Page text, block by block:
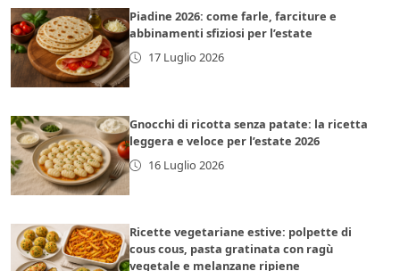
Piadine 2026: come farle, farciture e
abbinamenti sfiziosi per l’estate
17 Luglio 2026
Gnocchi di ricotta senza patate: la ricetta
leggera e veloce per l’estate 2026
16 Luglio 2026
Ricette vegetariane estive: polpette di
cous cous, pasta gratinata con ragù
vegetale e melanzane ripiene